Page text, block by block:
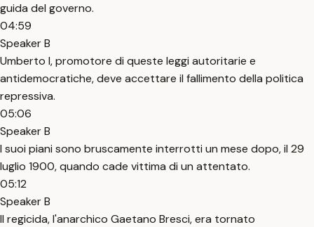
guida del governo.
04:59
Speaker B
Umberto I, promotore di queste leggi autoritarie e
antidemocratiche, deve accettare il fallimento della politica
repressiva.
05:06
Speaker B
I suoi piani sono bruscamente interrotti un mese dopo, il 29
luglio 1900, quando cade vittima di un attentato.
05:12
Speaker B
Il regicida, l'anarchico Gaetano Bresci, era tornato